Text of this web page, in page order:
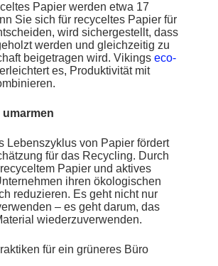
Papier werden etwa 17
Sie sich für recyceltes Papier für
wird sichergestellt, dass
werden und gleichzeitig zu
beigetragen wird. Vikings eco-
erleichtert es, Produktivität mit
Lebenszyklus von Papier fördert
für das Recycling. Durch
Papier und aktives
ihren ökologischen
reduzieren. Es geht nicht nur
– es geht darum, das
wiederzuverwenden.
für ein grüneres Büro